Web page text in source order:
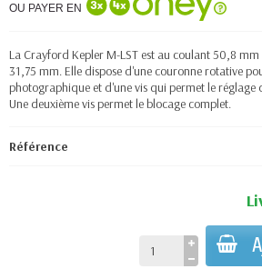
OU PAYER EN
La Crayford Kepler M-LST est au coulant 50,8
31,75 mm. Elle dispose d'une couronne rotative
photographique et d'une vis qui permet le
Une deuxième vis permet le blocage complet.
Référence